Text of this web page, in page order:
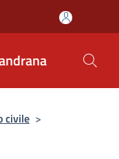
civile >